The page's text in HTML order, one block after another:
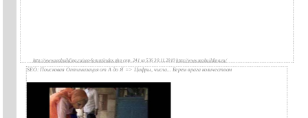
http://www.seobuilding.ru/seo-forum/index.php стр. 241 из 536 30.11.2010http://www.seobuilding.ru/
SEO: Поисковая Оптимизация от А до Я => Цифры, числа... Берем врага количеством